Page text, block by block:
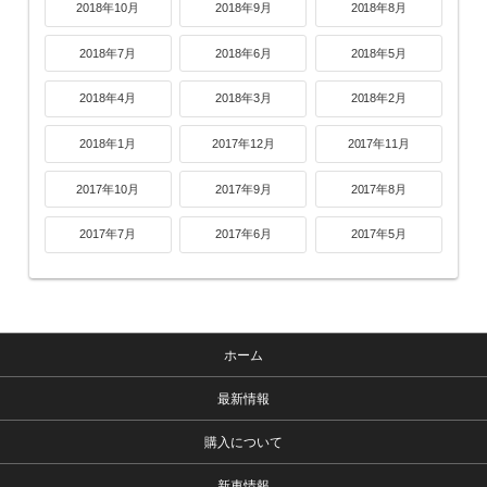
2018年10月 2018年9月 2018年8月
2018年7月 2018年6月 2018年5月
2018年4月 2018年3月 2018年2月
2018年1月 2017年12月 2017年11月
2017年10月 2017年9月 2017年8月
2017年7月 2017年6月 2017年5月
ホーム
最新情報
購入について